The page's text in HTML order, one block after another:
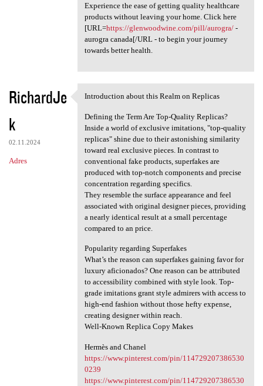
Experience the ease of getting quality healthcare
products without leaving your home. Click here
[URL=https://glenwoodwine.com/pill/aurogra/-
aurogra canada[/URL - to begin your journey
towards better health.
RichardJe
k
02.11.2024
Adres
Introduction about this Realm
Introduction about this Realm on Replicas
Defining the Term Are Top-Quality Replicas?
Inside a world of exclusive imitations, "top-quality
replicas" shine due to their astonishing similarity
toward real exclusive pieces. In contrast to
conventional fake products, superfakes are
produced with top-notch components and precise
concentration regarding specifics.
They resemble the surface appearance and feel
associated with original designer pieces, providing
a nearly identical result at a small percentage
compared to an price.
Popularity regarding Superfakes
What’s the reason can superfakes gaining favor for
luxury aficionados? One reason can be attributed
to accessibility combined with style look. Top-
grade imitations grant style admirers with access to
high-end fashion without those hefty expense,
creating designer within reach.
Well-Known Replica Copy Makes
Hermès and Chanel
https://www.pinterest.com/pin/114729207386530
0239
https://www.pinterest.com/pin/114729207386530